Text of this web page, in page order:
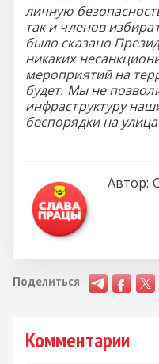
личную
так и членов
было сказано
никаких
мероприятий на
будет. Мы не
инфраструктуру
беспорядки на
Автор:
Поделиться
Комментарии